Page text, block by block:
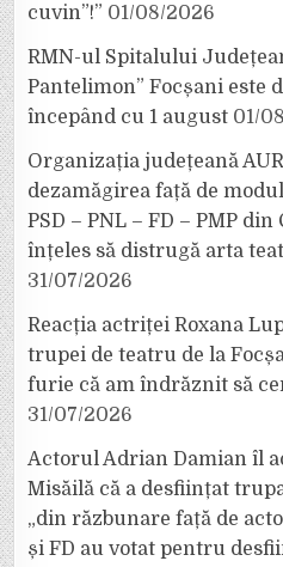
cuvin”!” 01/08/2026
RMN-ul Spitalului
Pantelimon” Focșani este
începând cu 1 august 01/
Organizația județeană
dezamăgirea față de
PSD – PNL – FD – PMP
înțeles să distrugă arta
31/07/2026
Reacția actriței Roxana
trupei de teatru de la
furie că am îndrăznit să
31/07/2026
Actorul Adrian Damian îl
Misăilă că a desființat
„din răzbunare față de
și FD au votat pentru